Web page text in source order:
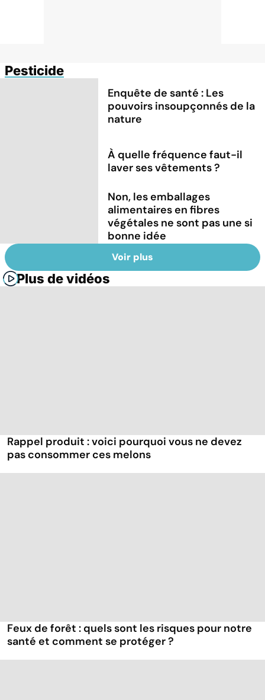
Pesticide
Enquête de santé : Les
pouvoirs insoupçonnés de la
nature
À quelle fréquence faut-il
laver ses vêtements ?
Non, les emballages
alimentaires en fibres
végétales ne sont pas une si
bonne idée
Voir plus
Plus de vidéos
Rappel produit : voici pourquoi vous ne devez
pas consommer ces melons
Feux de forêt : quels sont les risques pour notre
santé et comment se protéger ?